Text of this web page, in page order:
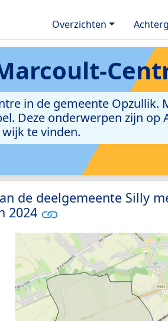
Overzichten
in de gemeente Opzullik.
Deze onderwerpen zijn op
te vinden.
de deelgemeente Silly
2024